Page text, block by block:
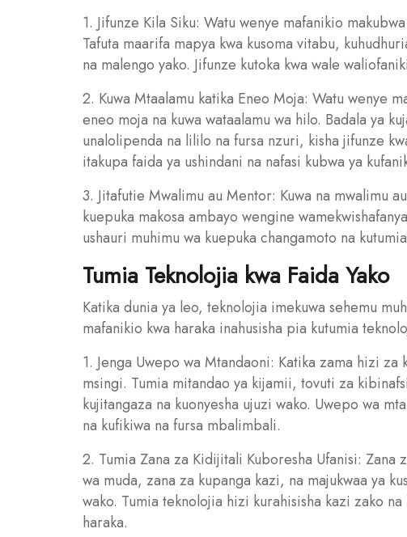
1. Jifunze Kila Siku: Watu wenye mafanikio
Tafuta maarifa mapya kwa kusoma vitabu,
na malengo yako. Jifunze kutoka kwa wale
2. Kuwa Mtaalamu katika Eneo Moja: Watu wenye
eneo moja na kuwa wataalamu wa hilo. Badala ya
unalolipenda na lililo na fursa nzuri, kisha jifunze
itakupa faida ya ushindani na nafasi kubwa ya
3. Jitafutie Mwalimu au Mentor: Kuwa na mwalimu
kuepuka makosa ambayo wengine
ushauri muhimu wa kuepuka changamoto na
Tumia Teknolojia kwa Faida Yako
Katika dunia ya leo, teknolojia imekuwa sehemu
mafanikio kwa haraka inahusisha pia kutumia
1. Jenga Uwepo wa Mtandaoni: Katika zama hizi
msingi. Tumia mitandao ya kijamii, tovuti za
kujitangaza na kuonyesha ujuzi wako. Uwepo wa
na kufikiwa na fursa mbalimbali.
2. Tumia Zana za Kidijitali Kuboresha Ufanisi:
wa muda, zana za kupanga kazi, na majukwaa ya
wako. Tumia teknolojia hizi kurahisisha kazi zako
haraka.